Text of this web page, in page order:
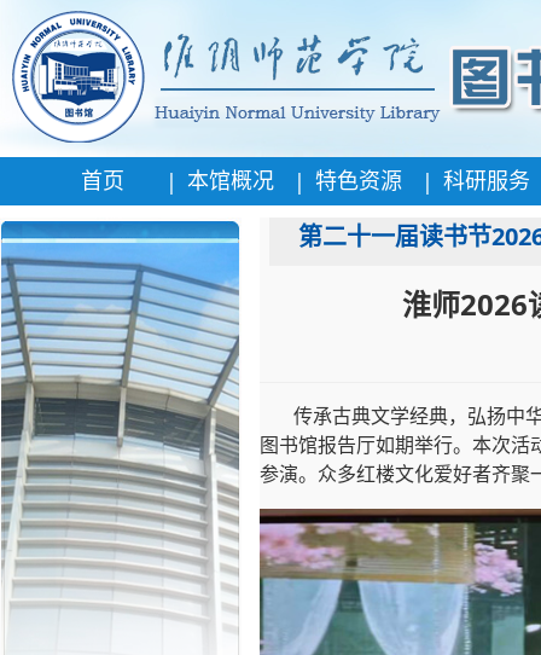
首页 | 本馆概况 | 特色资源 | 科研服务
第二十一届读书节
淮师2026
传承古典文学经典，弘扬中
图书馆报告厅如期举行。本次
参演。众多红楼文化爱好者齐聚